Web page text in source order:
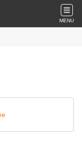
MENU